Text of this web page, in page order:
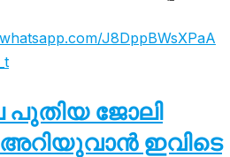
J8DppBWsXPaA
ജോലി
ഇവിടെ